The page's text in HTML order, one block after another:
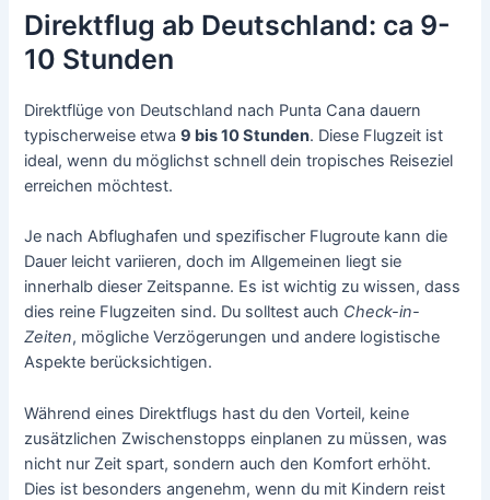
Direktflug ab Deutschland: ca 9-
10 Stunden
Direktflüge von Deutschland nach Punta Cana dauern
typischerweise etwa9 bis 10 Stunden. Diese Flugzeit ist
ideal, wenn du möglichst schnell dein tropisches Reiseziel
erreichen möchtest.
Je nach Abflughafen und spezifischer Flugroute kann die
Dauer leicht variieren, doch im Allgemeinen liegt sie
innerhalb dieser Zeitspanne. Es ist wichtig zu wissen, dass
dies reine Flugzeiten sind. Du solltest auch Check-in-
Zeiten, mögliche Verzögerungen und andere logistische
Aspekte berücksichtigen.
Während eines Direktflugs hast du den Vorteil, keine
zusätzlichen Zwischenstopps einplanen zu müssen, was
nicht nur Zeit spart, sondern auch den Komfort erhöht.
Dies ist besonders angenehm, wenn du mit Kindern reist